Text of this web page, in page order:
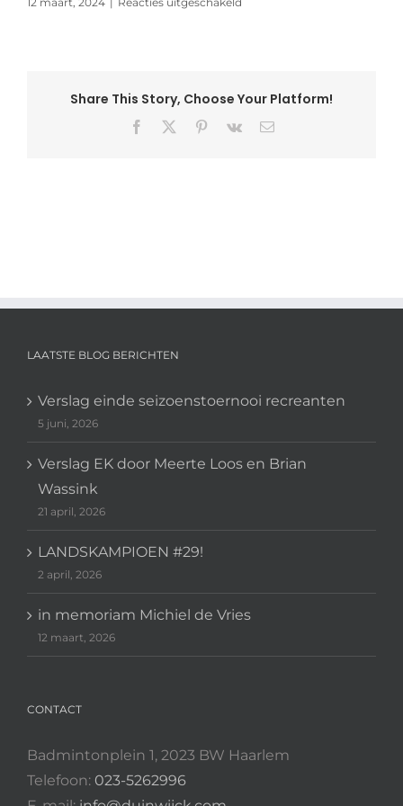
Share This Story, Choose Your Platform!
Facebook Pinterest
Vk
E-
LAATSTE BLOG BERICHTEN
Verslag einde seizoenstoernooi recreanten
5 juni, 2026
Verslag EK door Meerte Loos en Brian
Wassink
21 april, 2026
LANDSKAMPIOEN #29!
2 april, 2026
in memoriam Michiel de Vries
12 maart, 2026
CONTACT
Badmintonplein 1, 2023 BW Haarlem
Telefoon: 023-5262996